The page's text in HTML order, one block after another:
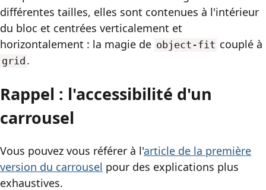
différentes tailles, elles sont contenues à l'intérieur
du bloc et centrées verticalement et
horizontalement : la magie de object-fit couplé à
grid .
Rappel : l'accessibilité d'un
carrousel
Vous pouvez vous référer à l'article de la première
version du carrousel pour des explications plus
exhaustives.